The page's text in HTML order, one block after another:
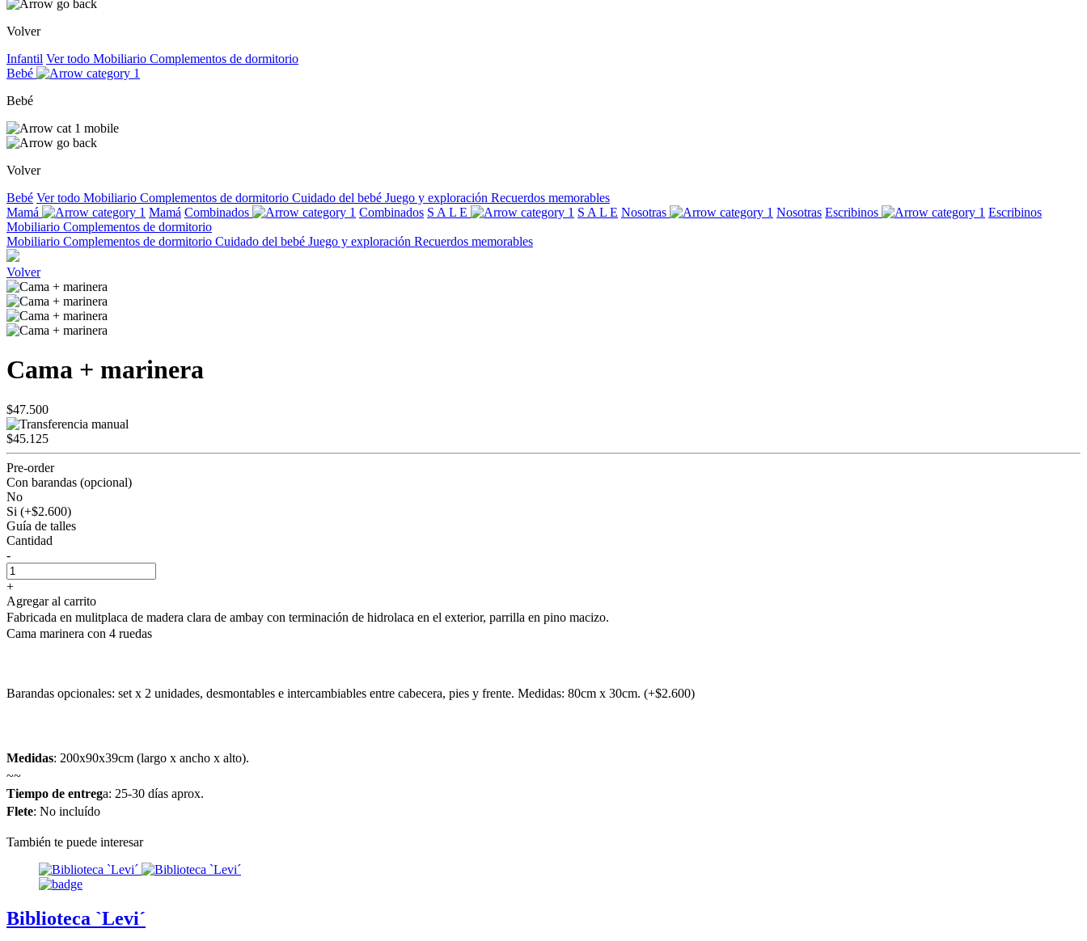
Volver
Infantil Ver todo Mobiliario Complementos de dormitorio
Bebé
Bebé
Volver
Bebé Ver todo Mobiliario Complementos de dormitorio Cuidado del bebé Juego y exploración Recuerdos memorables
Mamá
Mamá Combinados Combinados S A L E S A L E Nosotras Nosotras Escribinos
Escribinos
Mobiliario Complementos de dormitorio
Mobiliario Complementos de dormitorio Cuidado del bebé Juego y exploración Recuerdos memorables
Volver
Cama + marinera
$47.500
$45.125
Pre-order
Con barandas (opcional)
No
Si (+$2.600)
Guía de talles
Cantidad
-
+
Agregar al carrito
Fabricada en mulitplaca de madera clara de ambay con terminación de hidrolaca en el exterior, parrilla en pino macizo.
Cama marinera con 4 ruedas
Barandas opcionales: set x 2 unidades, desmontables e intercambiables entre cabecera, pies y frente. Medidas: 80cm x 30cm. (+$2.600)
Medidas: 200x90x39cm (largo x ancho x alto).
~~
Tiempo de entrega: 25-30 días aprox.
Flete: No incluído
También te puede interesar
Biblioteca `Levi´